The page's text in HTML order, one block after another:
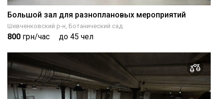
Большой зал для разноплановых мероприятий
Шевченковский р-н, Ботанический сад
800 грн/час до 45 чел